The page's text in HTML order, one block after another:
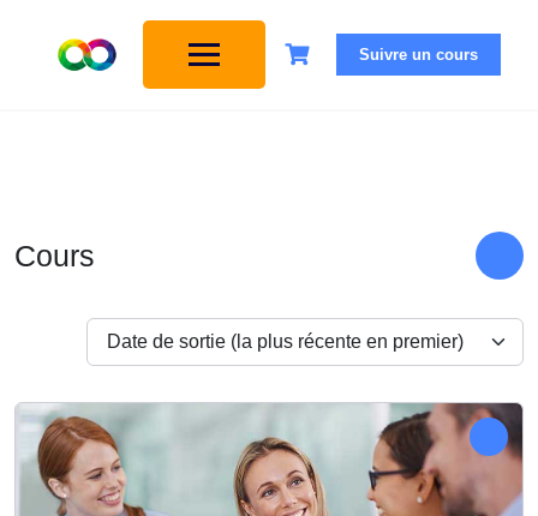
Suivre un cours
Cours